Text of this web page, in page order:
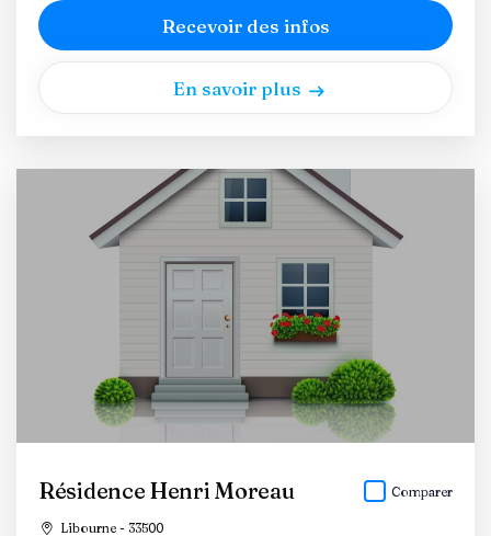
Recevoir des infos
En savoir plus
Résidence Henri Moreau
Libourne - 33500
Comparer